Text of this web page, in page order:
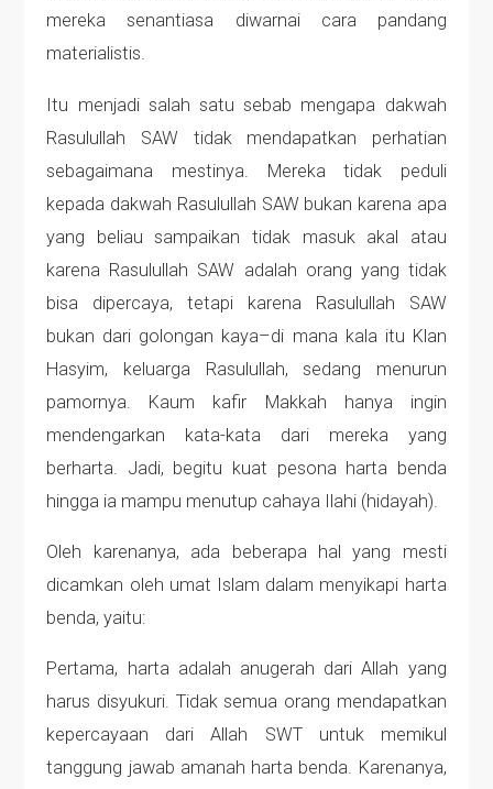
mereka senantiasa diwarnai cara pandang
materialistis.
Itu menjadi salah satu sebab mengapa dakwah
Rasulullah SAW tidak mendapatkan perhatian
sebagaimana mestinya. Mereka tidak peduli
kepada dakwah Rasulullah SAW bukan karena apa
yang beliau sampaikan tidak masuk akal atau
karena Rasulullah SAW adalah orang yang tidak
bisa dipercaya, tetapi karena Rasulullah SAW
bukan dari golongan kaya–di mana kala itu Klan
Hasyim, keluarga Rasulullah, sedang menurun
pamornya. Kaum kafir Makkah hanya ingin
mendengarkan kata-kata dari mereka yang
berharta. Jadi, begitu kuat pesona harta benda
hingga ia mampu menutup cahaya Ilahi (hidayah).
Oleh karenanya, ada beberapa hal yang mesti
dicamkan oleh umat Islam dalam menyikapi harta
benda, yaitu:
Pertama, harta adalah anugerah dari Allah yang
harus disyukuri. Tidak semua orang mendapatkan
kepercayaan dari Allah SWT untuk memikul
tanggung jawab amanah harta benda. Karenanya,